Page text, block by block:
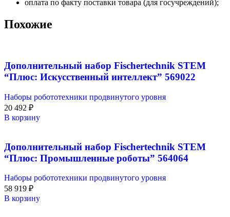
оплата по факту поставки товара (для госучреждений);
Похожие
Дополнительный набор Fischertechnik STEM
“Плюс: Искусственный интеллект” 569022
Наборы робототехники продвинутого уровня
20 492 ₽
В корзину
Дополнительный набор Fischertechnik STEM
“Плюс: Промышленные роботы” 564064
Наборы робототехники продвинутого уровня
58 919 ₽
В корзину